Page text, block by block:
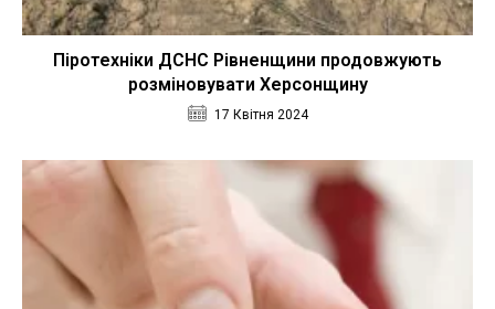
Піротехніки ДСНС Рівненщини продовжують
розміновувати Херсонщину
17 Квітня 2024